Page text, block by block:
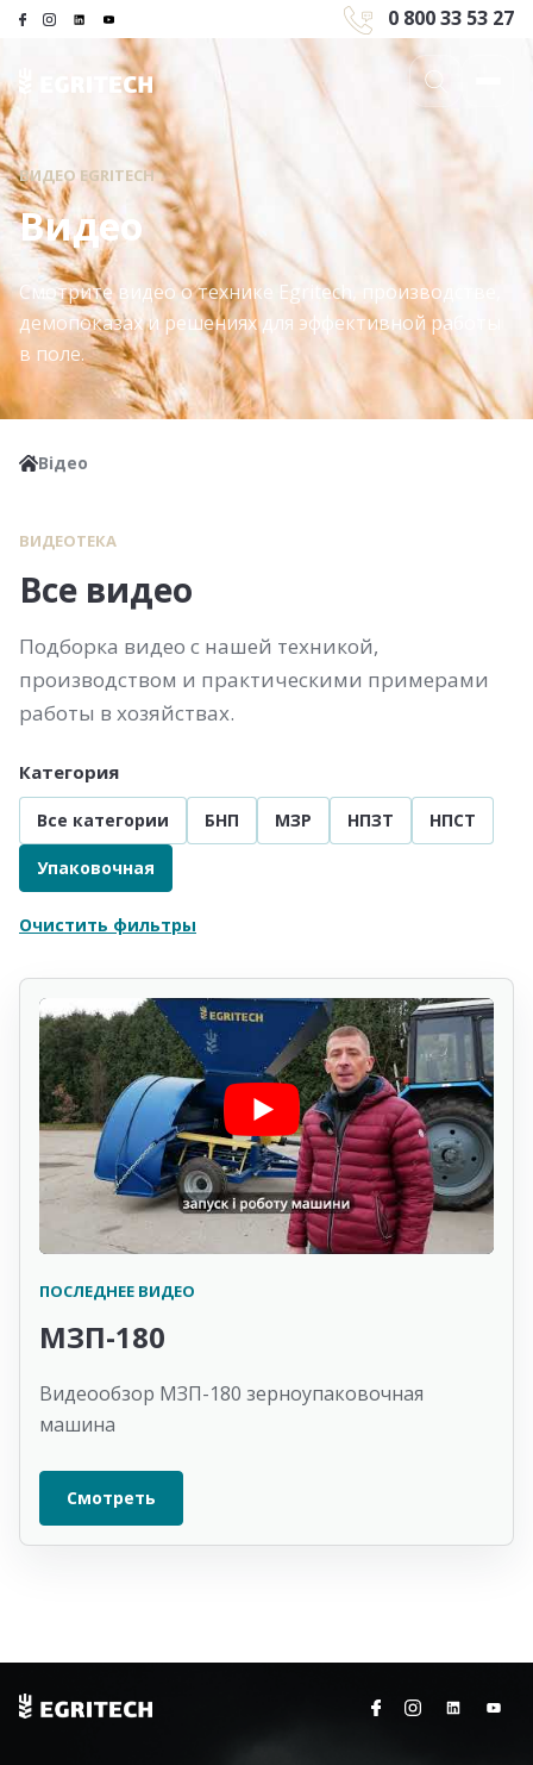
0 800 33 53 27
ВИДЕО EGRITECH
Видео
Смотрите видео о технике Egritech, производстве,
демопоказах и решениях для эффективной работы
в поле.
Відео
ВИДЕОТЕКА
Все видео
Подборка видео с нашей техникой,
производством и практическими примерами
работы в хозяйствах.
Категория
Все категории БНП МЗР НПЗТ НПСТ
Упаковочная
Очистить фильтры
ПОСЛЕДНЕЕ ВИДЕО
МЗП-180
Видеообзор МЗП-180 зерноупаковочная
машина
Смотреть